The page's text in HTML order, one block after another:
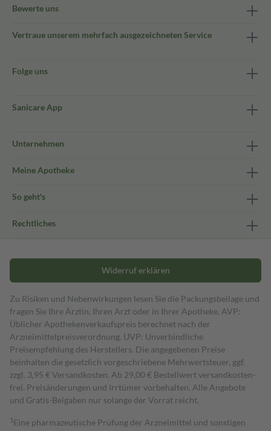
Bewerte uns
Vertraue unserem mehrfach ausgezeichneten Service
Folge uns
Sanicare App
Unternehmen
Meine Apotheke
So geht's
Rechtliches
Widerruf erklären
Zu Risiken und Nebenwirkungen lesen Sie die Packungsbeilage und
fragen Sie Ihre Ärztin, Ihren Arzt oder in Ihrer Apotheke. AVP:
Üblicher Apothekenverkaufspreis berechnet nach der
Arzneimittelpreisverordnung. UVP: Unverbindliche
Preisempfehlung des Herstellers. Die angegebenen Preise
beinhalten die gesetzlich vorgeschriebene Mehrwertsteuer, ggf.
zzgl. 3,95 € Versandkosten. Ab 29,00 € Bestell­wert versand­kosten­
frei. Preisänderungen und Irrtümer vorbehalten. Alle Angebote
und Gratis-Beigaben nur solange der Vorrat reicht.
1 Eine pharmazeutische Prüfung der Arzneimittel und sonstigen